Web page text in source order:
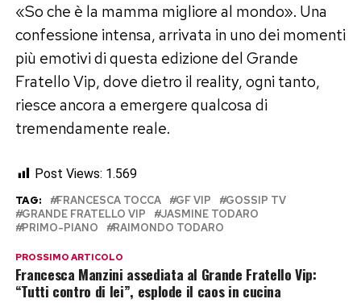
«So che è la mamma migliore al mondo». Una
confessione intensa, arrivata in uno dei momenti
più emotivi di questa edizione del Grande
Fratello Vip, dove dietro il reality, ogni tanto,
riesce ancora a emergere qualcosa di
tremendamente reale.
Post Views: 1.569
TAG: FRANCESCA TOCCA GF VIP
GOSSIP TV
GRANDE FRATELLO VIP
JASMINE TODARO
PRIMO-PIANO
RAIMONDO TODARO
PROSSIMO ARTICOLO
Francesca Manzini assediata al Grande Fratello Vip:
“Tutti contro di lei”, esplode il caos in cucina